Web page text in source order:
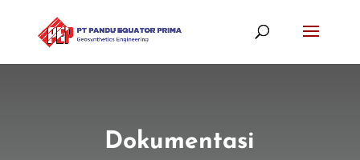
Dokumentasi